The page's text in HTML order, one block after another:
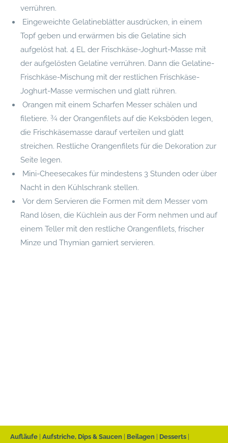
verrühren.
Eingeweichte Gelatineblätter ausdrücken, in einem
Topf geben und erwärmen bis die Gelatine sich
aufgelöst hat. 4 EL der Frischkäse-Joghurt-Masse mit
der aufgelösten Gelatine verrühren. Dann die Gelatine-
Frischkäse-Mischung mit der restlichen Frischkäse-
Joghurt-Masse vermischen und glatt rühren.
Orangen mit einem Scharfen Messer schälen und
filetiere. ¾ der Orangenfilets auf die Keksböden legen,
die Frischkäsemasse darauf verteilen und glatt
streichen. Restliche Orangenfilets für die Dekoration zur
Seite legen.
Mini-Cheesecakes für mindestens 3 Stunden oder über
Nacht in den Kühlschrank stellen.
Vor dem Servieren die Formen mit dem Messer vom
Rand lösen, die Küchlein aus der Form nehmen und auf
einem Teller mit den restliche Orangenfilets, frischer
Minze und Thymian garniert servieren.
Aufläufe Aufstriche, Dips & Saucen Beilagen
Desserts